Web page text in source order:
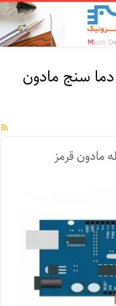
سنج مادون
مادون قرمز